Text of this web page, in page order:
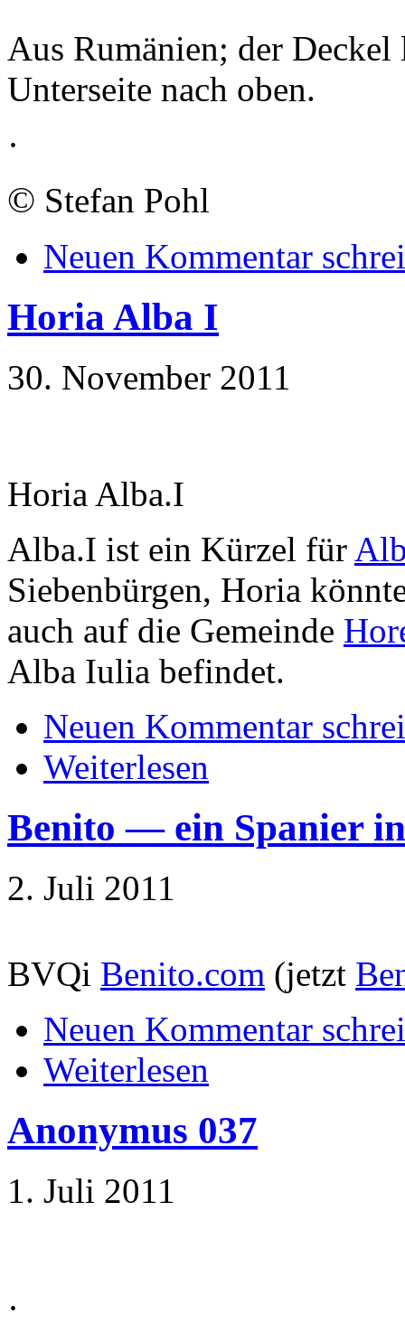
Aus Rumänien; der
Unterseite nach oben.
·
© Stefan Pohl
Neuen Kommentar
Horia Alba I
30. November 2011
Horia Alba.I
Alba.I ist ein Kürzel für
Siebenbürgen, Horia
auch auf die Gemeinde
Alba Iulia befindet.
Neuen Kommentar
Weiterlesen
Benito — ein Spanier
2. Juli 2011
BVQi Benito.com (jetzt
Neuen Kommentar
Weiterlesen
Anonymus 037
1. Juli 2011
·